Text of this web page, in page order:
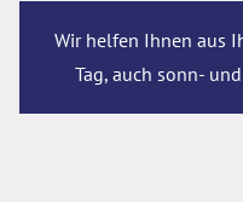
Wir helfen Ihnen aus
Tag, auch sonn-